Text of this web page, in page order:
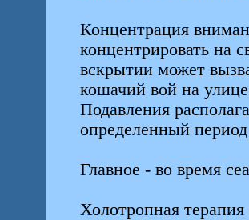
Концентрация
концентрировать на
вскрытии может
кошачий вой на
Подавления
определенный
Главное - во время
Холотропная терапия